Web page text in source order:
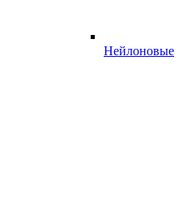
Нейлоновые